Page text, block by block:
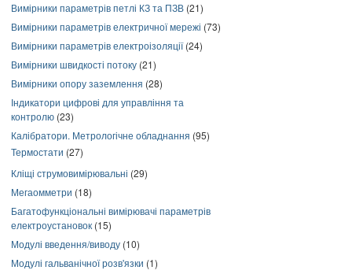
Вимірники параметрів петлі КЗ та ПЗВ (21)
Вимірники параметрів електричної мережі (73)
Вимірники параметрів електроізоляції(24)
Вимірники швидкості потоку (21)
Вимірники опору заземлення (28)
Індикатори цифрові для управління та
контролю (23)
Калібратори. Метрологічне обладнання (95)
Термостати (27)
Кліщі струмовимірювальні (29)
Мегаомметри (18)
Багатофункціональні вимірювачі параметрів
електроустановок (15)
Модулі введення/виводу (10)
Модулі гальванічної розв'язки (1)